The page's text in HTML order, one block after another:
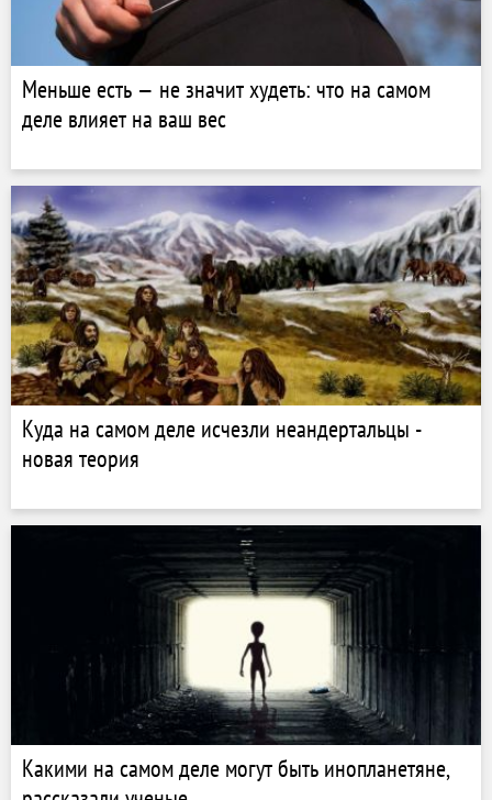
Меньше есть — не значит худеть: что на самом
деле влияет на ваш вес
Куда на самом деле исчезли неандертальцы -
новая теория
Какими на самом деле могут быть инопланетяне,